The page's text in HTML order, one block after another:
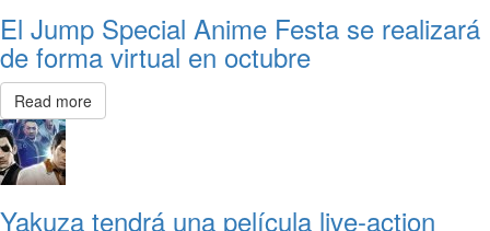
El Jump Special Anime Festa se realizará
de forma virtual en octubre
Read more
Yakuza tendrá una película live-action